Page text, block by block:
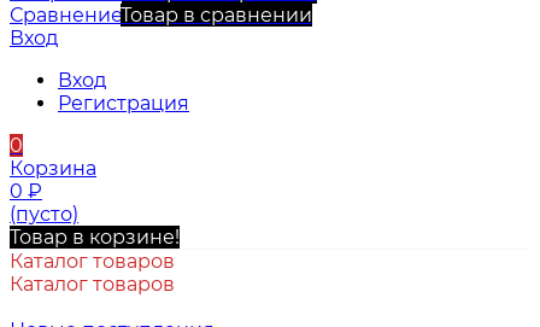
СравнениеТовар в сравнении
Вход
Вход
Регистрация
0
Корзина
0 ₽
(пусто)
Товар в корзине!
Каталог товаров
Каталог товаров